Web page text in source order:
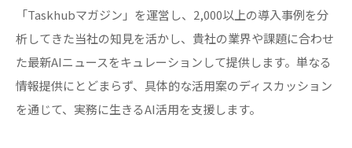
「Taskhubマガジン」を運営し、2,000以上の導入事例を分
析してきた当社の知見を活かし、貴社の業界や課題に合わせ
た最新AIニュースをキュレーションして提供します。単なる
情報提供にとどまらず、具体的な活用案のディスカッション
を通じて、実務に生きるAI活用を支援します。